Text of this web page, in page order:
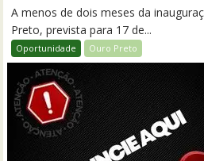
A menos de dois meses da
Preto, prevista para 17 de...
Oportunidade Ouro Preto